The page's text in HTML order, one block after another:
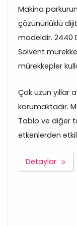
Makina
çözünürlüklü
modeldir. 2440
Solvent
mürekkepler
Çok uzun yıllar
korumaktadır.
Tablo ve diğer
etkenlerden
Detaylar